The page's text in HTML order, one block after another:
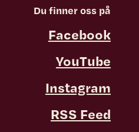
Du finner oss på
Facebook
YouTube
Instagram
RSS Feed